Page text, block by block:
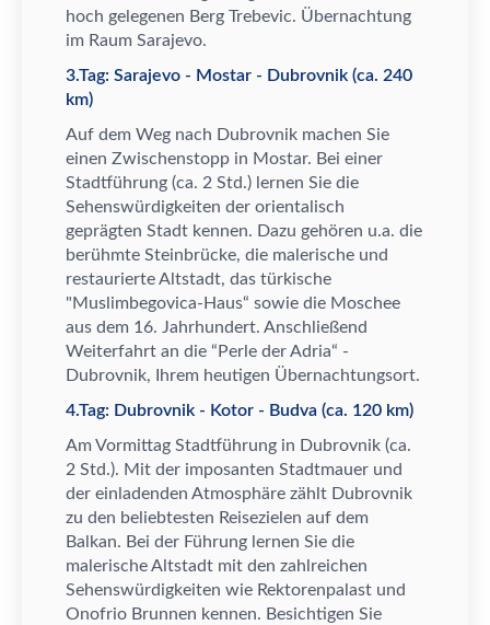
hoch gelegenen Berg Trebevic. Übernachtung
im Raum Sarajevo.
3.Tag: Sarajevo - Mostar - Dubrovnik (ca. 240
km)
Auf dem Weg nach Dubrovnik machen Sie
einen Zwischenstopp in Mostar. Bei einer
Stadtführung (ca. 2 Std.) lernen Sie die
Sehenswürdigkeiten der orientalisch
geprägten Stadt kennen. Dazu gehören u.a. die
berühmte Steinbrücke, die malerische und
restaurierte Altstadt, das türkische
"Muslimbegovica-Haus“ sowie die Moschee
aus dem 16. Jahrhundert. Anschließend
Weiterfahrt an die “ Perle der Adria“ -
Dubrovnik, Ihrem heutigen Übernachtungsort.
4.Tag: Dubrovnik - Kotor - Budva (ca. 120 km)
Am Vormittag Stadtführung in Dubrovnik (ca.
2 Std.). Mit der imposanten Stadtmauer und
der einladenden Atmosphäre zählt Dubrovnik
zu den beliebtesten Reisezielen auf dem
Balkan. Bei der Führung lernen Sie die
malerische Altstadt mit den zahlreichen
Sehenswürdigkeiten wie Rektorenpalast und
Onofrio Brunnen kennen. Besichtigen Sie